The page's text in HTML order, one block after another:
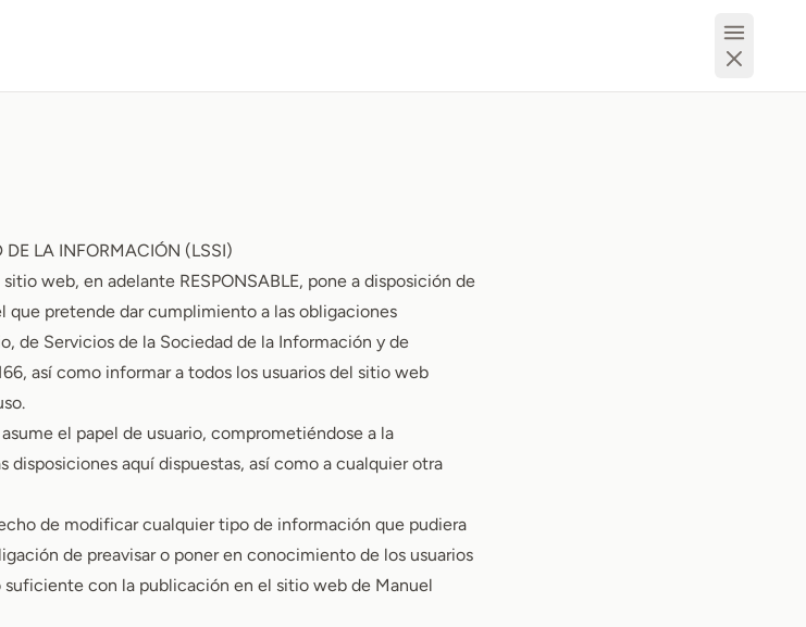
DE LA INFORMACIÓN (LSSI)
web, en adelante RESPONSABLE, pone a disposición de
que pretende dar cumplimiento a las obligaciones
de Servicios de la Sociedad de la Información y de
así como informar a todos los usuarios del sitio web
el papel de usuario, comprometiéndose a la
aquí dispuestas, así como a cualquier otra
de modificar cualquier tipo de información que pudiera
de preavisar o poner en conocimiento de los usuarios
con la publicación en el sitio web de Manuel